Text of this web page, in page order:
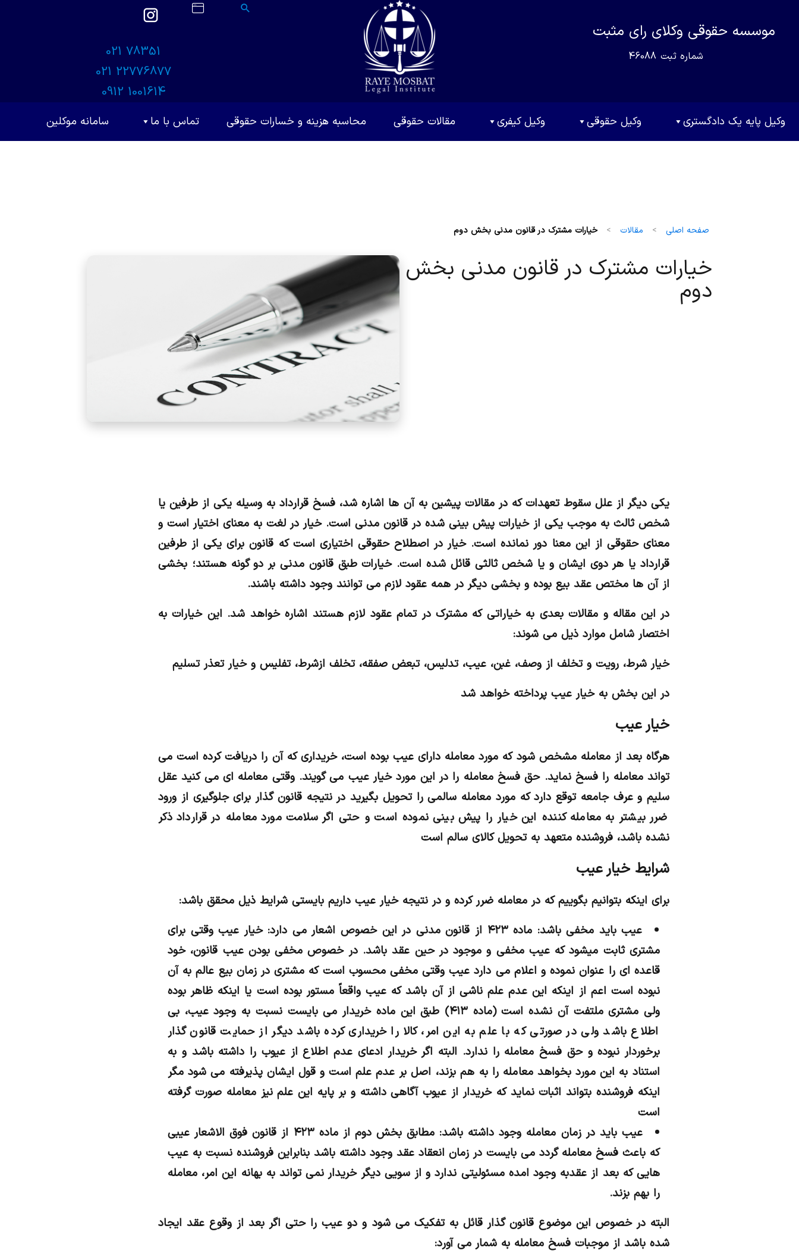
موسسه حقوقی وکلای رای مثبت
شماره ثبت
021 78351
021 22776877
0912 1001614
وکیل پایه یک دادگستری وکیل حقوقی وکیل کیفری مقالات حقوقی محاسبه هزینه و خسارات حقوقی تماس با ما سامانه موکلین
صفحه اصلی > مقالات > خیارات مشترک در قانون مدنی بخش دوم
خیارات مشترک در قانون مدنی بخش
دوم
یکی دیگر از علل سقوط تعهدات که در مقالات پیشین به آن ها اشاره شد، فسخ قرارداد به وسیله یکی از طرفین یا
شخص ثالث به موجب یکی از خیارات پیش بینی شده در قانون مدنی است. خیار در لغت به معنای اختیار است و
معنای حقوقی از این معنا دور نمانده است. خیار در اصطلاح حقوقی اختیاری است که قانون برای یکی از طرفین
قرارداد یا هر دوی ایشان و یا شخص ثالثی قائل شده است. خیارات طبق قانون مدنی بر دو گونه هستند؛ بخشی
از آن ها مختص عقد بیع بوده و بخشی دیگر در همه عقود لازم می توانند وجود داشته باشند.
در این مقاله و مقالات بعدی به خیاراتی که مشترک در تمام عقود لازم هستند اشاره خواهد شد. این خیارات به
اختصار شامل موارد ذیل می شوند:
خیار شرط، رویت و تخلف از وصف، غبن، عیب، تدلیس، تبعض صفقه، تخلف ازشرط، تفلیس و خیار تعذر تسلیم
در این بخش به خیار عیب پرداخته خواهد شد
خیار عیب
هرگاه بعد از معامله مشخص شود که مورد معامله دارای عیب بوده است، خریداری که آن را دریافت کرده است می
تواند معامله را فسخ نماید. حق فسخ معامله را در این مورد خیار عیب می گویند. وقتی معامله ای می کنید عقل
سلیم و عرف جامعه توقع دارد که مورد معامله سالمی را تحویل بگیرید در نتیجه قانون گذار برای جلوگیری از ورود
ضرر بیشتر به معامله کننده این خیار را پیش بینی نموده است و حتی اگر سلامت مورد معامله در قرارداد ذکر
نشده باشد، فروشنده متعهد به تحویل کالای سالم است
شرایط خیار عیب
برای اینکه بتوانیم بگوییم که در معامله ضرر کرده و در نتیجه خیار عیب داریم بایستی شرایط ذیل محقق باشد:
عیب باید مخفی باشد: ماده ۴۲۳ از قانون مدنی در این خصوص اشعار می دارد: خیار عیب وقتی برای
مشتری ثابت میشود که عیب مخفی و موجود در حین عقد باشد. در خصوص مخفی بودن عیب قانون، خود
قاعده ای را عنوان نموده و اعلام می دارد عیب وقتی مخفی محسوب است که مشتری در زمان بیع عالم به آن
نبوده است اعم از اینکه این عدم علم ناشی از آن باشد که عیب ‌واقعاً مستور بوده است یا اینکه ظاهر بوده
ولی مشتری ملتفت آن نشده است (ماده ۴۱۳) طبق این ماده خریدار می بایست نسبت به وجود عیب، بی
اطلاع باشد ولی در صورتی که با علم به این امر، کالا را خریداری کرده باشد دیگر از حمایت قانون گذار
برخوردار نبوده و حق فسخ معامله را ندارد. البته اگر خریدار ادعای عدم اطلاع از عیوب را داشته باشد و به
استناد به این مورد بخواهد معامله را به هم بزند، اصل بر عدم علم است و قول ایشان پذیرفته می شود مگر
اینکه فروشنده بتواند اثبات نماید که خریدار از عیوب آگاهی داشته و بر پایه این علم نیز معامله صورت گرفته
است
عیب باید در زمان معامله وجود داشته باشد: مطابق بخش دوم از ماده ۴۲۳ از قانون فوق الاشعار عیبی
که باعث فسخ معامله گردد می بایست در زمان انعقاد عقد وجود داشته باشد بنابراین فروشنده نسبت به عیب
هایی که بعد از عقدبه وجود امده مسئولیتی ندارد و از سویی دیگر خریدار نمی تواند به بهانه این امر، معامله
را بهم بزند.
البته در خصوص این موضوع قانون گذار قائل به تفکیک می شود و دو عیب را حتی اگر بعد از وقوع عقد ایجاد
شده باشد از موجبات فسخ معامله به شمار می آورد: